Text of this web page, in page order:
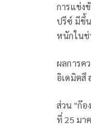
การแข่ง
ปรีซ์ มีขึ้
หนักในช่
ผลการค
อิเดมิตสึ
ส่วน "ก๊อ
ที่ 25 มา